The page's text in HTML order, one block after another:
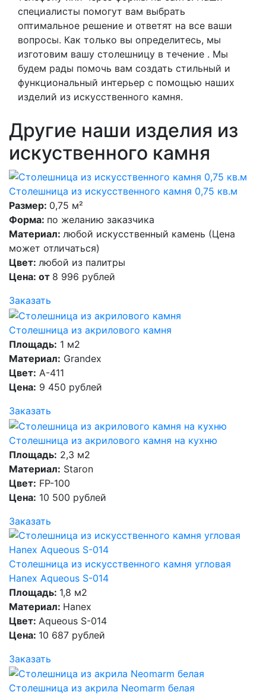
специалисты помогут вам выбрать
оптимальное решение и ответят на все ваши
вопросы. Как только вы определитесь, мы
изготовим вашу столешницу в течение . Мы
будем рады помочь вам создать стильный и
функциональный интерьер с помощью наших
изделий из искусственного камня.
Другие наши изделия из
искуственного камня
Столешница из искусственного камня 0,75 кв.м
Размер: 0,75 м²
Форма: по желанию заказчика
Материал: любой искусственный камень (Цена
может отличаться)
Цвет: любой из палитры
Цена: от 8 996 рублей
Заказать
Столешница из акрилового камня
Площадь: 1 м2
Материал: Grandex
Цвет: A-411
Цена: 9 450 рублей
Заказать
Столешница из акрилового камня на кухню
Площадь: 2,3 м2
Материал: Staron
Цвет: FP-100
Цена: 10 500 рублей
Заказать
Столешница из искусственного камня угловая
Hanex Aqueous S-014
Площадь: 1,8 м2
Материал: Hanex
Цвет: Aqueous S-014
Цена: 10 687 рублей
Заказать
Столешница из акрила Neomarm белая